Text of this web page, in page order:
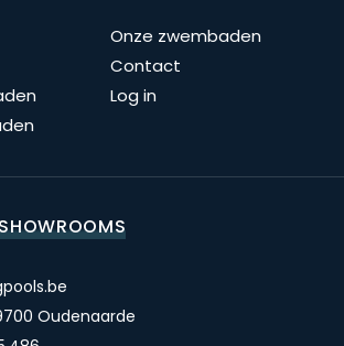
Onze zwembaden
Contact
Log in
Oudenaarde